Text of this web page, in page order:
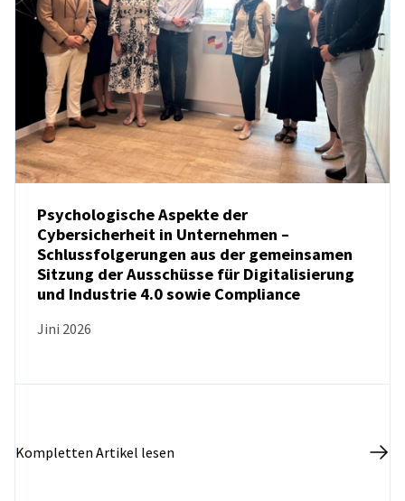
NEUIGKEITEN
Psychologische Aspekte der
Cybersicherheit in Unternehmen –
Schlussfolgerungen aus der gemeinsamen
Sitzung der Ausschüsse für Digitalisierung
und Industrie 4.0 sowie Compliance
Jini 2026
Kompletten Artikel lesen